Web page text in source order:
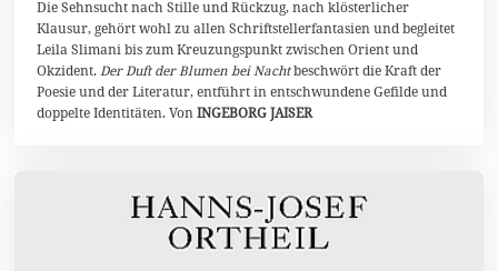
r
2
0
2
2
Die Sehnsucht nach Stille und Rückzug, nach klösterlicher
Klausur, gehört wohl zu allen Schriftstellerfantasien und begleitet
Leila Slimani bis zum Kreuzungspunkt zwischen Orient und
Okzident. Der Duft der Blumen bei Nachtbeschwört die Kraft der
Poesie und der Literatur, entführt in entschwundene Gefilde und
doppelte Identitäten. VonINGEBORG JAISER